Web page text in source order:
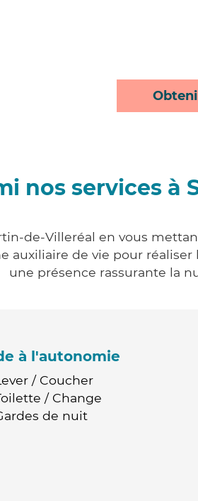
nos services à
de-Villeréal en vous
auxiliaire de vie pour
une présence rassurante la
à l'autonomie
/ Coucher
/ Change
de nuit